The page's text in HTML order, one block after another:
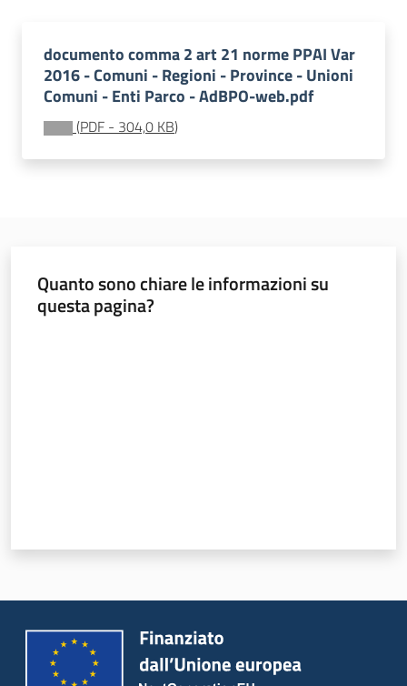
documento comma 2 art 21 norme PPAI Var
2016 - Comuni - Regioni - Province - Unioni
Comuni - Enti Parco - AdBPO-web.pdf
(PDF - 304,0 KB)
Quanto sono chiare le informazioni su
questa pagina?